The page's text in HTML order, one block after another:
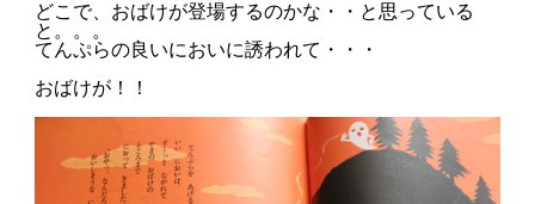
どこで、おばけが登場するのかな・・と思っている
と。。。
てんぷらの良いにおいに誘われて・・・
おばけが！！